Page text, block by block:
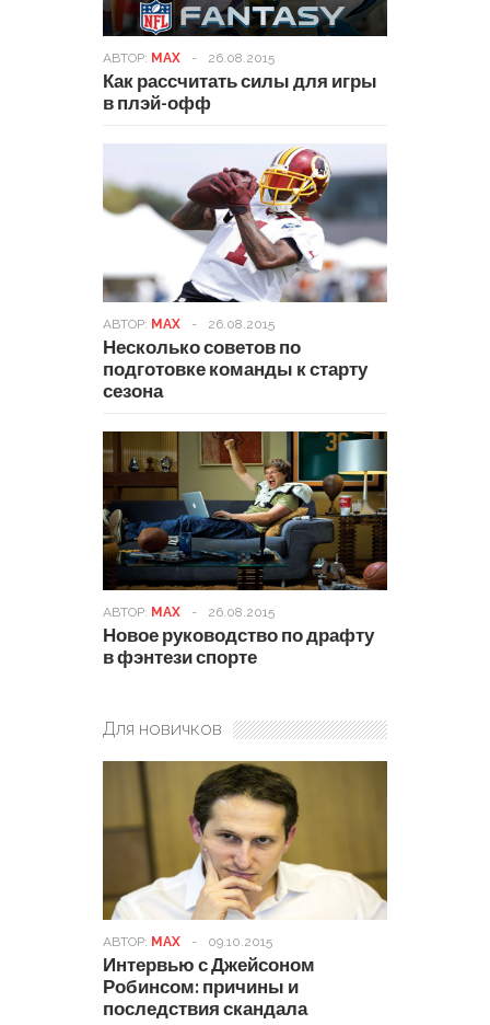
АВТОР: MAX - 26.08.2015
Как рассчитать силы для игры
в плэй-офф
АВТОР: MAX - 26.08.2015
Несколько советов по
подготовке команды к старту
сезона
АВТОР: MAX - 26.08.2015
Новое руководство по драфту
в фэнтези спорте
Для новичков
АВТОР: MAX - 09.10.2015
Интервью с Джейсоном
Робинсом: причины и
последствия скандала